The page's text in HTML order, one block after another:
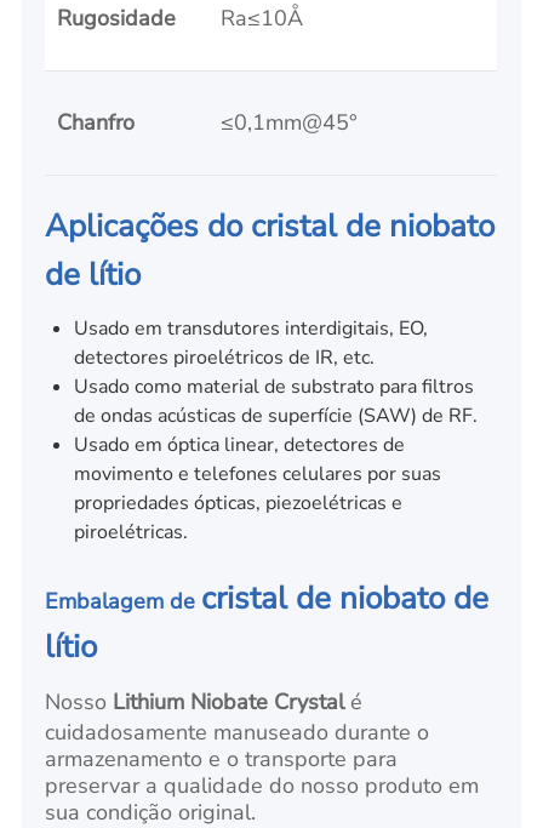
Rugosidade Ra≤10Å
Chanfro ≤0,1mm@45°
Aplicações do cristal de niobato
de lítio
Usado em transdutores interdigitais, EO,
detectores piroelétricos de IR, etc.
Usado como material de substrato para filtros
de ondas acústicas de superfície (SAW) de RF.
Usado em óptica linear, detectores de
movimento e telefones celulares por suas
propriedades ópticas, piezoelétricas e
piroelétricas.
Embalagem de cristal de niobato de
lítio
Nosso Lithium Niobate Crystalé
cuidadosamente manuseado durante o
armazenamento e o transporte para
preservar a qualidade do nosso produto em
sua condição original.